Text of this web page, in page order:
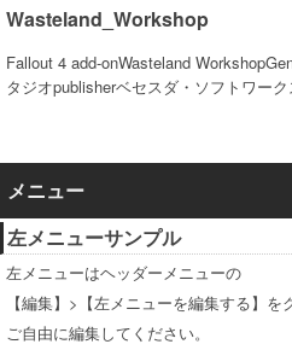
Wasteland_Workshop
Fallout 4 add-onWasteland
タジオpublisherベセスダ・ソフトワー
メニュー
左メニューサンプル
左メニューはヘッダーメニューの
【編集】>【左メニューを編集する】を
ご自由に編集してください。